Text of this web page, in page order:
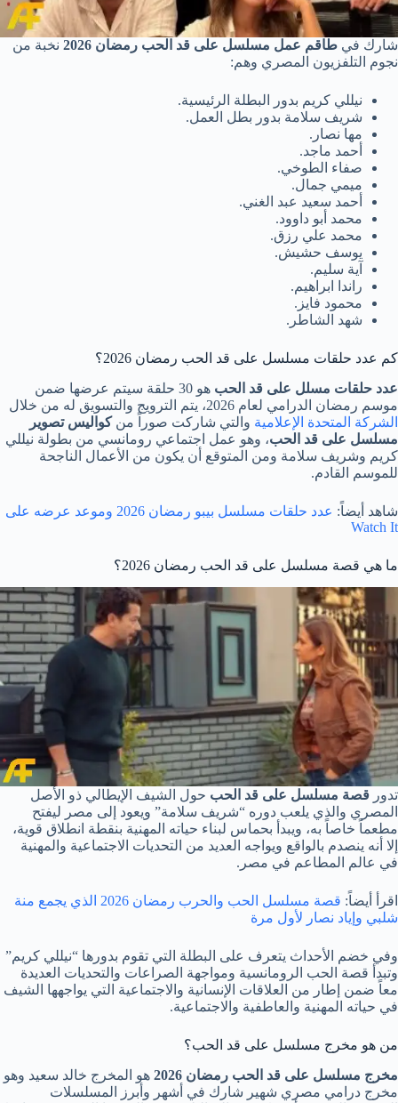
شارك في طاقم عمل مسلسل على قد الحب رمضان 2026
نخبة من
نجوم التلفزيون المصري وهم:
نيللي كريم بدور البطلة الرئيسية.
شريف سلامة بدور بطل العمل.
مها نصار.
أحمد ماجد.
صفاء الطوخي.
ميمي جمال.
أحمد سعيد عبد الغني.
محمد أبو داوود.
محمد علي رزق.
يوسف حشيش.
آية سليم.
راندا ابراهيم.
محمود فايز.
شهد الشاطر.
كم عدد حلقات مسلسل على قد الحب رمضان 2026؟
عدد حلقات مسلل على قد الحب
هو 30 حلقة سيتم عرضها ضمن
موسم رمضان الدرامي لعام 2026، يتم الترويج والتسويق له من خلال
الشركة المتحدة الإعلامية والتي شاركت صوراً منكواليس تصوير
مسلسل على قد الحب، وهو عمل اجتماعي رومانسي من بطولة نيللي
كريم وشريف سلامة ومن المتوقع أن يكون من الأعمال الناجحة
للموسم القادم.
شاهد أيضاً:
عدد حلقات مسلسل بيبو رمضان 2026 وموعد عرضه على
Watch It
ما هي قصة مسلسل على قد الحب رمضان 2026؟
تدور قصة مسلسل على قد الحب حول الشيف الإيطالي ذو الأصل
المصري والذي يلعب دوره “شريف سلامة” ويعود إلى مصر ليفتح
مطعماً خاصاً به، ويبدأ بحماس لبناء حياته المهنية بنقطة انطلاق قوية،
إلا أنه ينصدم بالواقع ويواجه العديد من التحديات الاجتماعية والمهنية
في عالم المطاعم في مصر.
اقرأ أيضاً:
قصة مسلسل الحب والحرب رمضان 2026 الذي يجمع منة
شلبي وإياد نصار لأول مرة
وفي خضم الأحداث يتعرف على البطلة التي تقوم بدورها “نيللي كريم”
وتبدأ قصة الحب الرومانسية ومواجهة الصراعات والتحديات العديدة
معاً ضمن إطار من العلاقات الإنسانية والاجتماعية التي يواجهها الشيف
في حياته المهنية والعاطفية والاجتماعية.
من هو مخرج مسلسل على قد الحب؟
مخرج مسلسل على قد الحب رمضان 2026
هو المخرج خالد سعيد وهو
مخرج درامي مصري شهير شارك في أشهر وأبرز المسلسلات